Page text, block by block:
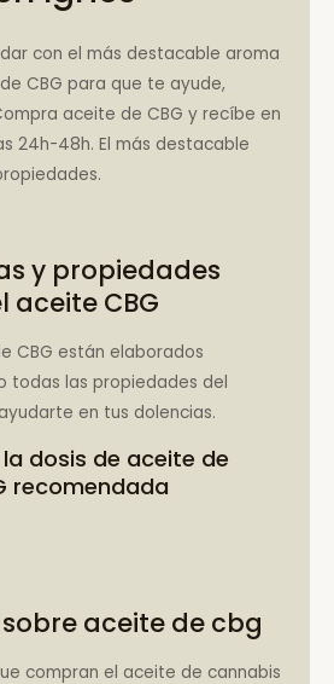
con el más destacable aroma
CBG para que te ayude,
aceite de CBG y recíbe en
24h-48h. El más destacable
y propiedades
aceite CBG
CBG están elaborados
todas las propiedades del
en tus dolencias.
dosis de aceite de
recomendada
aceite de cbg
compran el aceite de cannabis